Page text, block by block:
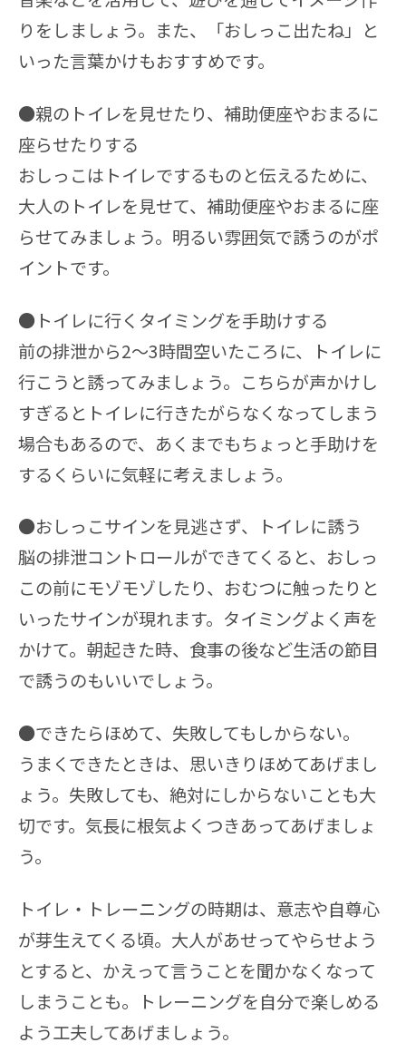
りをしましょう。また、「おしっこ出たね」と
いった言葉かけもおすすめです。
●親のトイレを見せたり、補助便座やおまるに
座らせたりする
おしっこはトイレでするものと伝えるために、
大人のトイレを見せて、補助便座やおまるに座
らせてみましょう。明るい雰囲気で誘うのがポ
イントです。
●トイレに行くタイミングを手助けする
前の排泄から2〜3時間空いたころに、トイレに
行こうと誘ってみましょう。こちらが声かけし
すぎるとトイレに行きたがらなくなってしまう
場合もあるので、あくまでもちょっと手助けを
するくらいに気軽に考えましょう。
●おしっこサインを見逃さず、トイレに誘う
脳の排泄コントロールができてくると、おしっ
この前にモゾモゾしたり、おむつに触ったりと
いったサインが現れます。タイミングよく声を
かけて。朝起きた時、食事の後など生活の節目
で誘うのもいいでしょう。
●できたらほめて、失敗してもしからない。
うまくできたときは、思いきりほめてあげまし
ょう。失敗しても、絶対にしからないことも大
切です。気長に根気よくつきあってあげましょ
う。
トイレ・トレーニングの時期は、意志や自尊心
が芽生えてくる頃。大人があせってやらせよう
とすると、かえって言うことを聞かなくなって
しまうことも。トレーニングを自分で楽しめる
よう工夫してあげましょう。